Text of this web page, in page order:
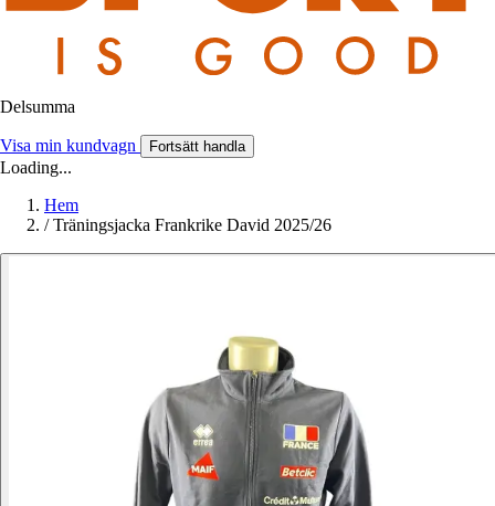
Delsumma
Visa min kundvagn Fortsätt handla
Loading...
Hem
/ Träningsjacka Frankrike David 2025/26